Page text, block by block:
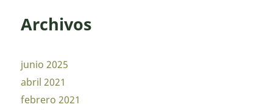
Archivos
junio 2025
abril 2021
febrero 2021